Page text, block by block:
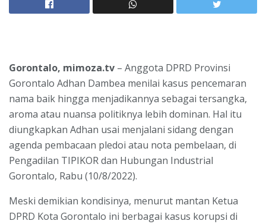
Gorontalo, mimoza.tv – Anggota DPRD Provinsi
Gorontalo Adhan Dambea menilai kasus pencemaran
nama baik hingga menjadikannya sebagai tersangka,
aroma atau nuansa politiknya lebih dominan. Hal itu
diungkapkan Adhan usai menjalani sidang dengan
agenda pembacaan pledoi atau nota pembelaan, di
Pengadilan TIPIKOR dan Hubungan Industrial
Gorontalo, Rabu (10/8/2022).
Meski demikian kondisinya, menurut mantan Ketua
DPRD Kota Gorontalo ini berbagai kasus korupsi di